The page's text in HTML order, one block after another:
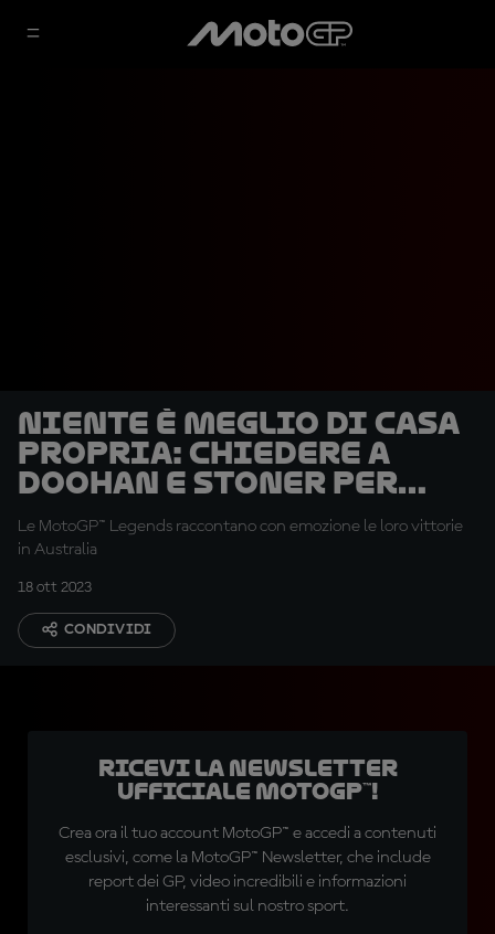
Niente è meglio di casa
propria: chiedere a
Doohan e Stoner per
conferma
Le MotoGP™ Legends raccontano con emozione le loro vittorie
in Australia
18 ott 2023
CONDIVIDI
Ricevi la newsletter
ufficiale MotoGP™!
Crea ora il tuo account MotoGP™ e accedi a contenuti
esclusivi, come la MotoGP™ Newsletter, che include
report dei GP, video incredibili e informazioni
interessanti sul nostro sport.